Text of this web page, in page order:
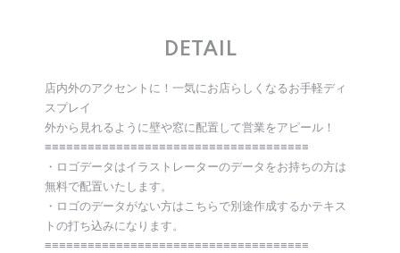
DETAIL
店内外のアクセントに！一気にお店らしくなるお手軽ディ
スプレイ
外から見れるように壁や窓に配置して営業をアピール！
≡≡≡≡≡≡≡≡≡≡≡≡≡≡≡≡≡≡≡≡≡≡≡≡≡≡≡≡≡≡≡≡≡≡≡≡≡
・ロゴデータはイラストレーターのデータをお持ちの方は
無料で配置いたします。
・ロゴのデータがない方はこちらで別途作成するかテキス
トの打ち込みになります。
≡≡≡≡≡≡≡≡≡≡≡≡≡≡≡≡≡≡≡≡≡≡≡≡≡≡≡≡≡≡≡≡≡≡≡≡≡